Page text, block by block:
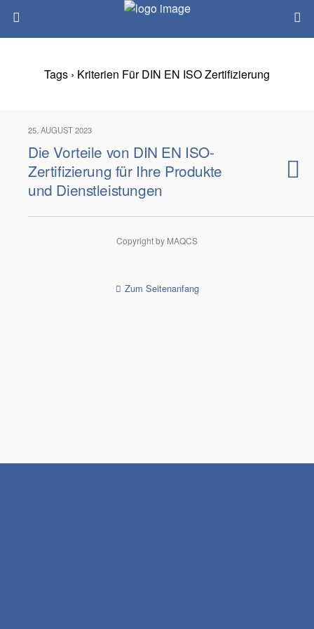
Tags › Kriterien Für DIN EN ISO Zertifizierung
25. AUGUST 2023
Die Vorteile von DIN EN ISO-
Zertifizierung für Ihre Produkte
und Dienstleistungen
Copyright by MAQCS
Zum Seitenanfang